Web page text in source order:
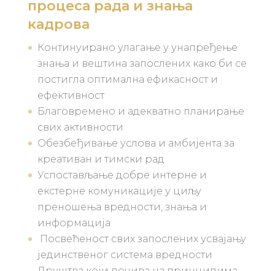
процеса рада и знања
кадрова
Континуирано улагање у унапређење
знања и вештина запослених како би се
постигла оптимална ефикасност и
ефективност
Благовремено и адекватно планирање
свих активности
Обезбеђивање услова и амбијента за
креативан и тимски рад
Успостављање добре интерне и
екстерне комуникације у циљу
преношења вредности, знања и
информација
Посвећеност свих запослених усвајању
јединственог система вредности